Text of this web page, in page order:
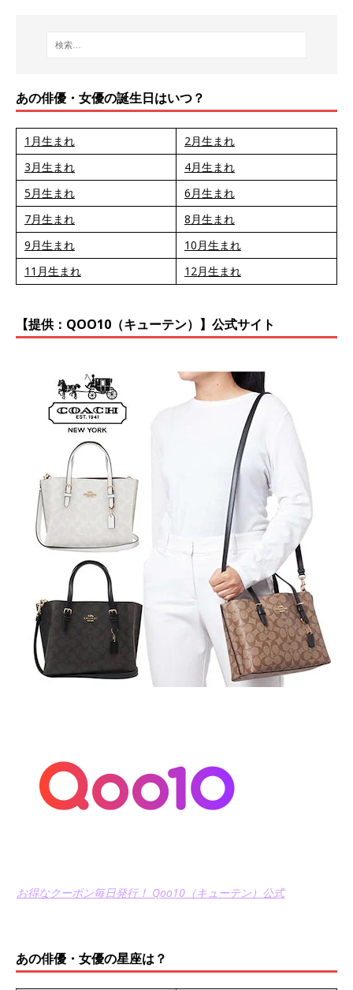
あの俳優・女優の誕生日はいつ？
1月生まれ
2月生まれ
3月生まれ
4月生まれ
5月生まれ
6月生まれ
7月生まれ
8月生まれ
9月生まれ
10月生まれ
11月生まれ
12月生まれ
【提供：QOO10（キューテン）】公式サイト
お得なクーポン毎日発行！ Qoo10（キューテン）公式
あの俳優・女優の星座は？